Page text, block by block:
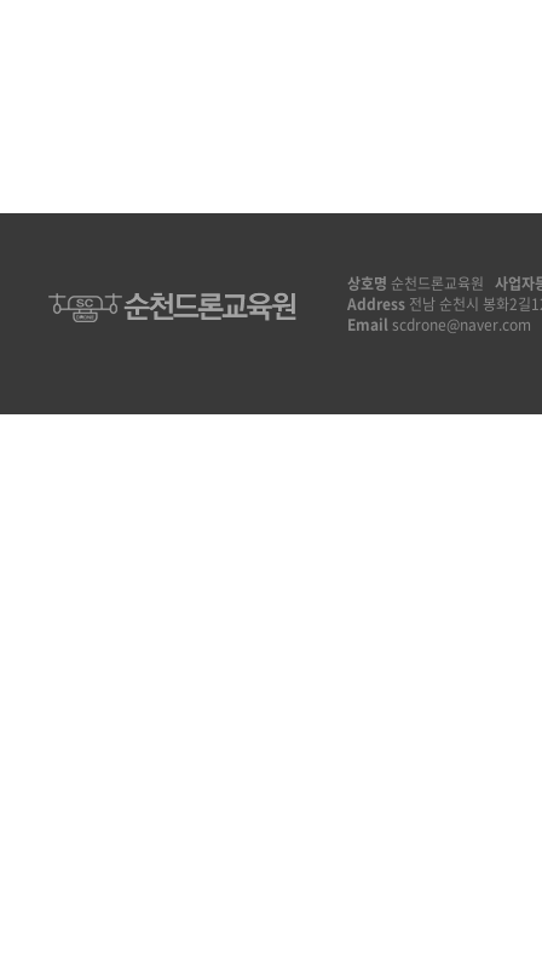
상호명 순천드론교육원 사업자
Address 전남 순천시 봉화2
Email scdrone@naver.com